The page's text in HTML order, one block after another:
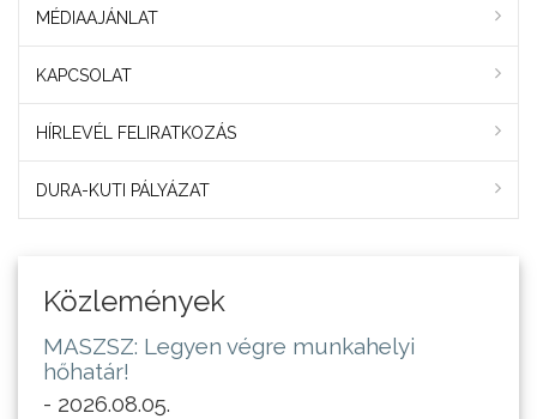
MÉDIAAJÁNLAT
KAPCSOLAT
HÍRLEVÉL FELIRATKOZÁS
DURA-KUTI PÁLYÁZAT
Közlemények
MASZSZ: Legyen végre munkahelyi
hőhatár!
- 2026.08.05.